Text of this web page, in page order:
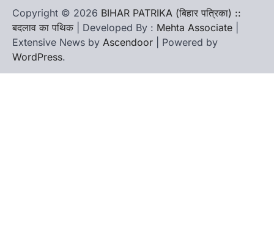
Copyright © 2026 BIHAR PATRIKA (बिहार पत्रिका) ::
बदलाव का पथिक | Developed By : Mehta Associate
Extensive News by Ascendoor | Powered by
WordPress.